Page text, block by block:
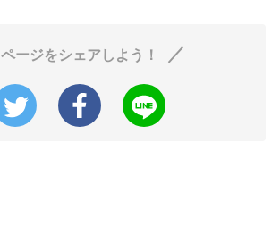
ページをシェアしよう！